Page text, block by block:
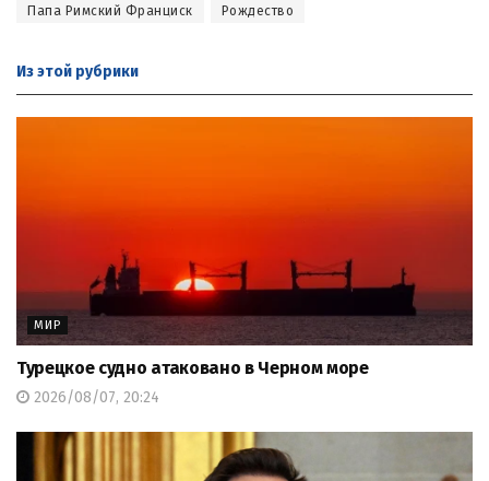
Папа Римский Франциск Рождество
Из этой рубрики
МИР
Турецкое судно атаковано в Черном море
2026/08/07, 20:24